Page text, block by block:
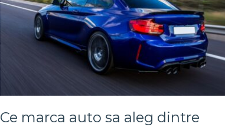
Ce marca auto sa aleg dintre